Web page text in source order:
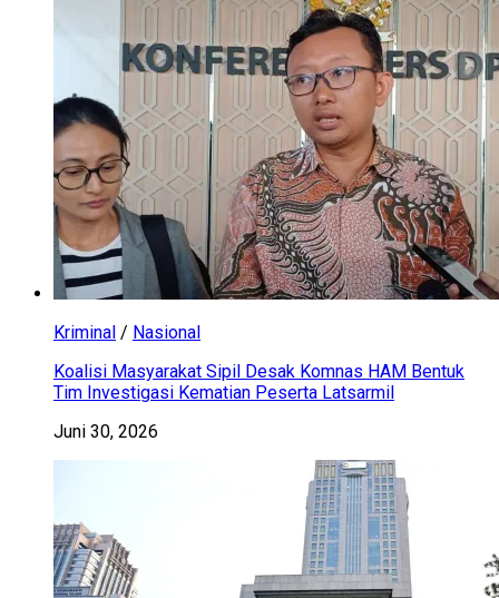
Kriminal / Nasional
Koalisi Masyarakat Sipil Desak Komnas HAM Bentuk
Tim Investigasi Kematian Peserta Latsarmil
Juni 30, 2026